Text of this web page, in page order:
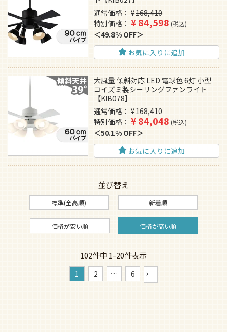
通常価格
¥168,410
特別価格
¥84,598 税込
49.8% OFF
お気に入りに追加
大風量 傾斜対応 LED 電球色 6灯 小型
コイズミ製シーリングファンライト
【KIB078】
通常価格
¥168,410
特別価格
¥84,048 税込
50.1% OFF
お気に入りに追加
並び替え
標準(全高順) 新着順
価格が安い順 価格が高い順
102件中 1-20件表示
1 2 … 6